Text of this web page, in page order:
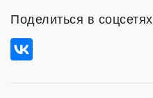
Поделиться в соцсетях
Главный врач клиники,
направлениям
протезирование и
стоматология